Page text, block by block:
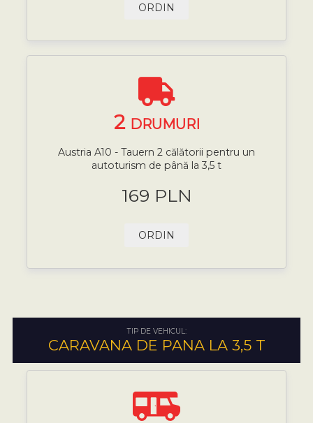
ORDIN
2 DRUMURI
Austria A10 - Tauern 2 călătorii pentru un
autoturism de până la 3,5 t
169 PLN
ORDIN
TIP DE VEHICUL:
CARAVANA DE PANA LA 3,5 T